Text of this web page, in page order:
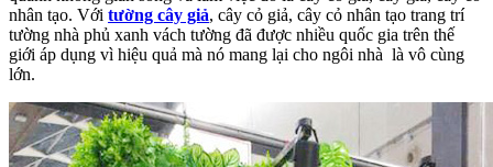
nhân tạo. Với tường cây giả, cây cỏ giả, cây cỏ nhân tạo trang trí
tường nhà phủ xanh vách tường đã được nhiều quốc gia trên thế
giới áp dụng vì hiệu quả mà nó mang lại cho ngôi nhà là vô cùng
lớn.